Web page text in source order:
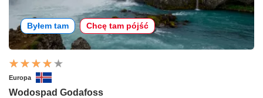
Byłem tam Chcę tam pójść
Europa
Wodospad Godafoss